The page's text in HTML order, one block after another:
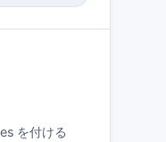
を付ける